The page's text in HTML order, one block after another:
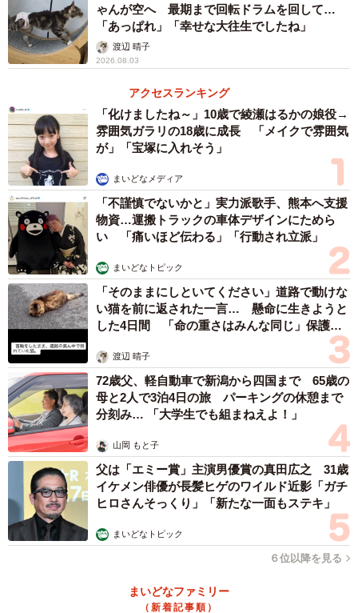
中将:続けて投稿された「最近は社内連絡でさえままなら
ず、同じことを何度も説明する羽目になる会社が多い。昔
なら"お役所仕事"と言われたことが普通に民間企業で起き
る。労働の非正規化が進んだ影響ではないかと疑ってい
る。」というお言葉にも大きな反響がありました。
井上:なんというか、会社というものの骨組みが変わったこ
とが原因ではないかと思うのです。特定の個人や会社の問
題ではなくて。
今回のマキタさんの対応と、投稿に寄せられたマキタファ
ンの職人さん達の賛同の声を見て思ったのは、従業員のこ
ういう所作は徒弟制で教育しないと身につかないんじゃな
いかということです。マキタさんで対応していただいた方
が正社員なのかどうかはわかりませんが、会社という組織
の一体感が弱くなったことがありがちな対応に関係してい
るのではないでしょうか。業務委託、非正規雇用、分社
化、フランチャイズなどで、傍目には同じ屋号の一つの組
織に見えるものが実際には寄せ集めということが多いです
から。
合理化だったはずの変化で「会社」という組織がスカスカ
になって、いろんな不合理が起きているのかなと思いまし
た。非正規で働いている方から「ちゃんとできる人もい
る」というご批判もありましたが、個人の資質の問題では
ゃんが空へ 最期まで回転ドラムを回して…
「あっぱれ」「幸せな大往生でしたね」
渡辺 晴子
2026.08.03
アクセスランキング
「化けましたね～」10歳で綾瀬はるかの娘役→
雰囲気ガラリの18歳に成長 「メイクで雰囲気
が」「宝塚に入れそう」
まいどなメディア
「不謹慎でないかと」実力派歌手、熊本へ支援
物資…運搬トラックの車体デザインにためら
い 「痛いほど伝わる」「行動され立派」
まいどなトピック
「そのままにしといてください」道路で動けな
い猫を前に返された一言… 懸命に生きようと
した4日間 「命の重さはみんな同じ」保護団
渡辺 晴子
72歳父、軽自動車で新潟から四国まで 65歳の
母と2人で3泊4日の旅 パーキングの休憩まで
分刻み… 「大学生でも組まねえよ！」
山岡 もと子
父は「エミー賞」主演男優賞の真田広之 31歳
イケメン俳優が長髪ヒゲのワイルド近影「ガチ
ヒロさんそっくり」「新たな一面もステキ」
まいどなトピック
６位以降を見る
まいどなファミリー
（新着記事順）